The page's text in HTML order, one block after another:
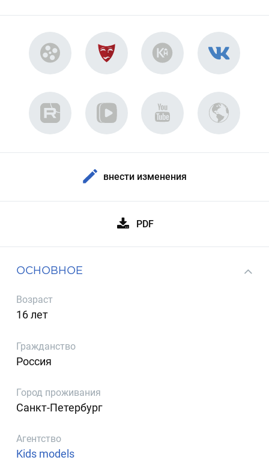
внести изменения
PDF
ОСНОВНОЕ
Возраст
16 лет
Гражданство
Россия
Город проживания
Санкт-Петербург
Агентство
Kids models